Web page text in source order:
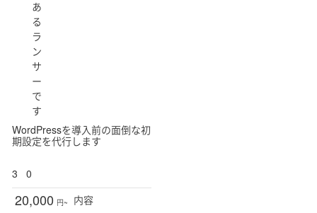
あ
る
ラ
ン
サ
ー
で
す
WordPressを導入前の面倒な初
期設定を代行します
3 0
20,000 円~ 内容